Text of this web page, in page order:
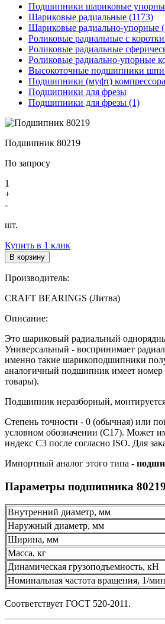
Подшипники шариковые
Шариковые радиальные (1173)
Шариковые радиально-упорные
Роликовые радиальные с
Роликовые радиальные
Роликовые радиально-упорные
Высокоточные подшипники
Подшипники (муфт)
Подшипники для фрезы
Подшипники для фрезы (1)
Подшипник 80219
По запросу
1
+
-
шт.
Купить в 1 клик
В корзину
Производитель:
CRAFT BEARINGS (Литва)
Описание:
Это шариковый радиальный
Универсальный - воспринимает
именно такие шарикоподшипники
аналогичный подшипник имеет номер
товары).
Подшипник неразборный,
Степень точности - 0 (обычная) или
условном обозначении (С17). Может
индекс С3 после согласно ISO. Для
Импортный аналог этого типа -
Параметры подшипника 80219
Внутренний диаметр, мм
Наружный диаметр, мм
Ширина, мм
Масса, кг
Динамическая грузоподъемность, кН
Номинальная частота вращения, 1/мин
Соответствует ГОСТ 520-2011.